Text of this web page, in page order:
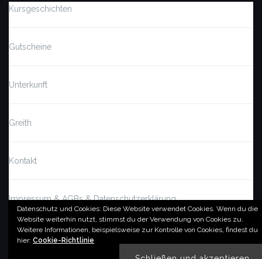
Datenschutz und Cookies: Diese Website verwendet Cookies. Wenn du die
Website weiterhin nutzt, stimmst du der Verwendung von Cookies zu.
Weitere Informationen, beispielsweise zur Kontrolle von Cookies, findest du
hier: Cookie-Richtlinie
Kursgeschichten
Gutscheine
Unterkunft
Greith
Kontakt
Impressum & AGBs & Datenschutzerklärung
© by imSalzatal.at